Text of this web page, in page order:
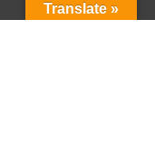
Translate »